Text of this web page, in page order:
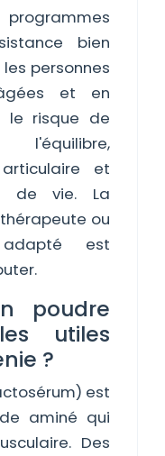
bien
personnes
et en
le risque de
l'équilibre,
et
de vie. La
ou
est
poudre
utiles
?
est
aminé qui
Des